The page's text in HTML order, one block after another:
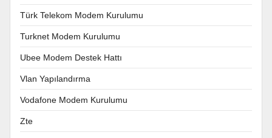
Türk Telekom Modem Kurulumu
Turknet Modem Kurulumu
Ubee Modem Destek Hattı
Vlan Yapılandırma
Vodafone Modem Kurulumu
Zte